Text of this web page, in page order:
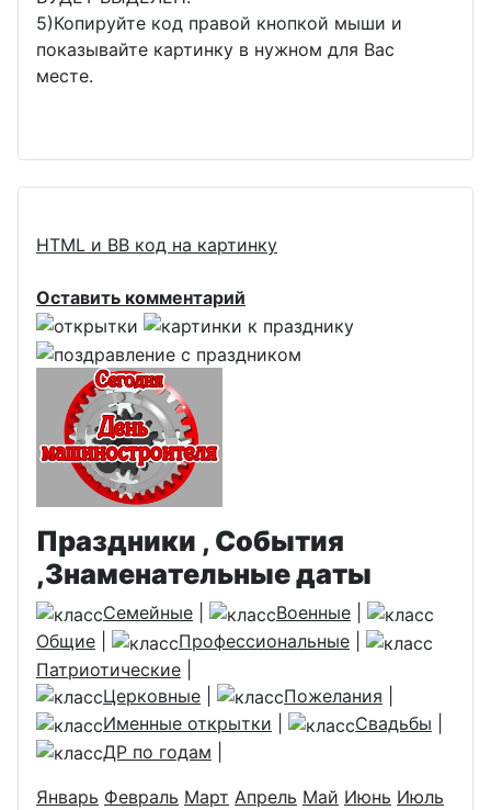
5)Копируйте код правой кнопкой мыши и
показывайте картинку в нужном для Вас
месте.
HTML и BB код на картинку
Оставить комментарий
Праздники , События
,Знаменательные даты
Семейные Военные
Общие
Профессиональные
Патриотические
Церковные
Пожелания
Именные открытки
Свадьбы
ДР по годам
Январь Февраль Март Апрель Май Июнь Июль